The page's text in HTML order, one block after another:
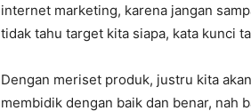
internet marketing, karena jangan
tidak tahu target kita siapa, kata kunci
Dengan meriset produk, justru kita
membidik dengan baik dan benar, nah